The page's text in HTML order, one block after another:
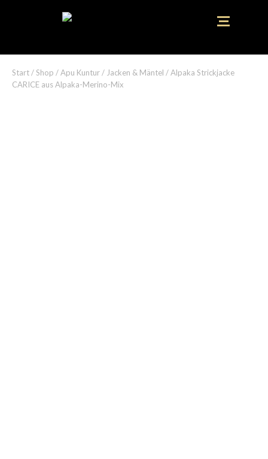
Start/Shop /Apu Kuntur/ Jacken & Mäntel / Alpaka Strickjacke
CARICE aus Alpaka-Merino-Mix